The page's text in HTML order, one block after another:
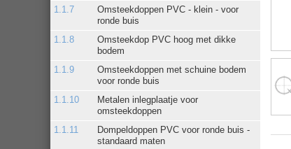
Omsteekdoppen PVC - klein - voor
ronde buis
Omsteekdop PVC hoog met dikke
bodem
Omsteekdoppen met schuine bodem
voor ronde buis
Metalen inlegplaatje voor
omsteekdoppen
Dompeldoppen PVC voor ronde buis -
standaard maten